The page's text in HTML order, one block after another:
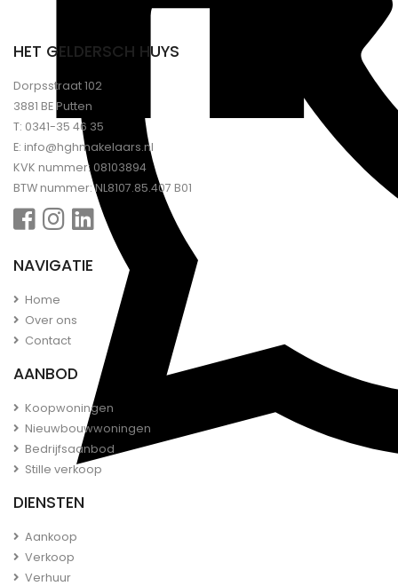
HET GELDERSCH HUYS
Dorpsstraat 102
3881 BE Putten
T: 0341-35 46 35
E: info@hghmakelaars.nl
KVK nummer: 08103894
BTW nummer: NL8107.85.407 B01
NAVIGATIE
Home
Over ons
Contact
AANBOD
Koopwoningen
Nieuwbouwwoningen
Bedrijfsaanbod
Stille verkoop
DIENSTEN
Aankoop
Verkoop
Verhuur